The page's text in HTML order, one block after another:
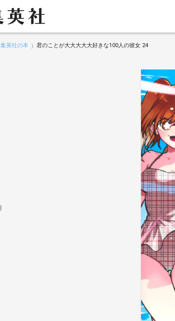
集英社の本 君のことが大大大大大好きな100人の彼女 24